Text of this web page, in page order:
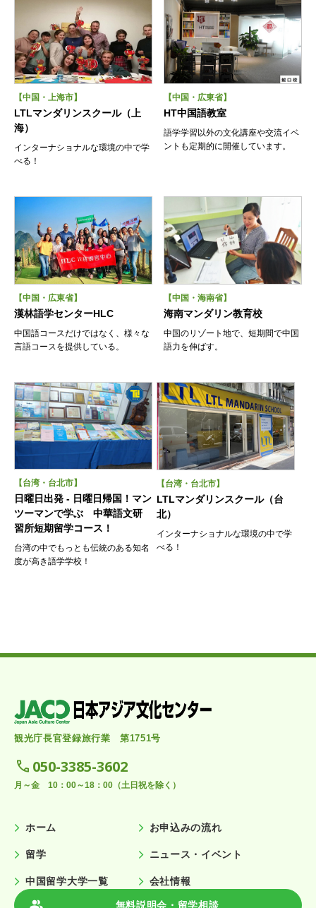
【中国・上海市】
LTLマンダリンスクール（上
海）
インターナショナルな環境の中で学
べる！
【中国・広東省】
HT中国語教室
語学学習以外の文化講座や交流イベ
ントも定期的に開催しています。
【中国・広東省】
漢林語学センターHLC
中国語コースだけではなく、様々な
言語コースを提供している。
【中国・海南省】
海南マンダリン教育校
中国のリゾート地で、短期間で中国
語力を伸ばす。
【台湾・台北市】
日曜日出発 - 日曜日帰国！マン
ツーマンで学ぶ 中華語文研
習所短期留学コース！
台湾の中でもっとも伝統のある知名
度が高き語学学校！
【台湾・台北市】
LTLマンダリンスクール（台
北）
インターナショナルな環境の中で学
べる！
観光庁長官登録旅行業 第1751号
050-3385-3602
月～金 10：00～18：00（土日祝を除く）
ホーム
留学
中国留学大学一覧
お申込みの流れ
ニュース・イベント
会社情報
無料説明会・留学相談